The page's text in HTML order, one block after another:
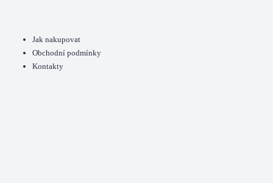
Jak nakupovat
Obchodní podmínky
Kontakty